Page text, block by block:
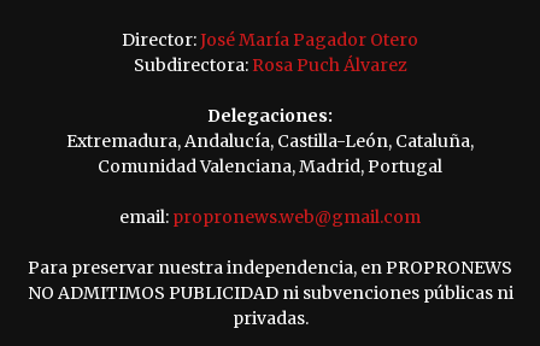
Director:José María Pagador Otero
Subdirectora: Rosa Puch Álvarez
Delegaciones:
Extremadura, Andalucía, Castilla-León, Cataluña,
Comunidad Valenciana, Madrid, Portugal
email: propronews.web@gmail.com
Para preservar nuestra independencia, en PROPRONEWS
NO ADMITIMOS PUBLICIDAD ni subvenciones públicas ni
privadas.